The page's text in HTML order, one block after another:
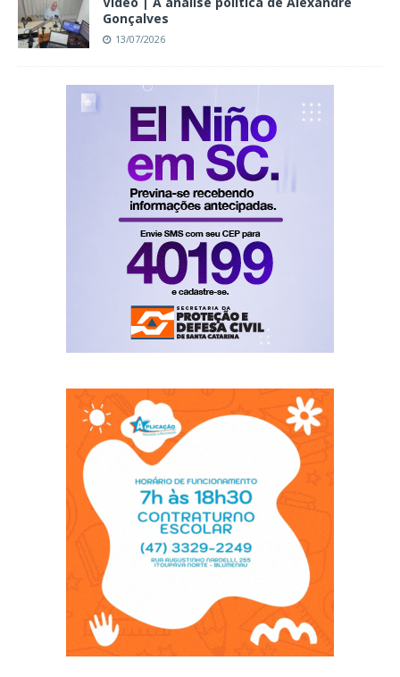
Gonçalves
13/07/2026